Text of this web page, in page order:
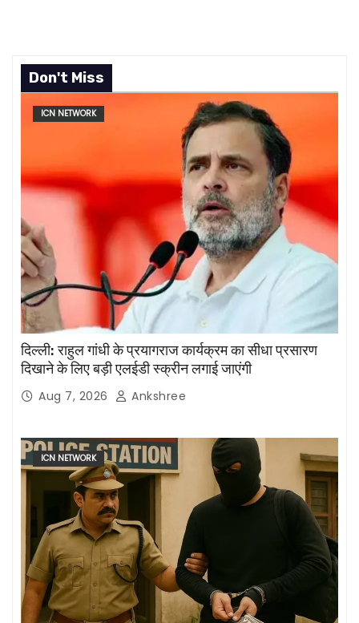
Don't Miss
ICN NETWORK
दिल्ली: राहुल गांधी के प्रयागराज कार्यक्रम का सीधा प्रसारण
दिखाने के लिए बड़ी एलईडी स्क्रीन लगाई जाएंगी
Aug 7, 2026 Ankshree
ICN NETWORK